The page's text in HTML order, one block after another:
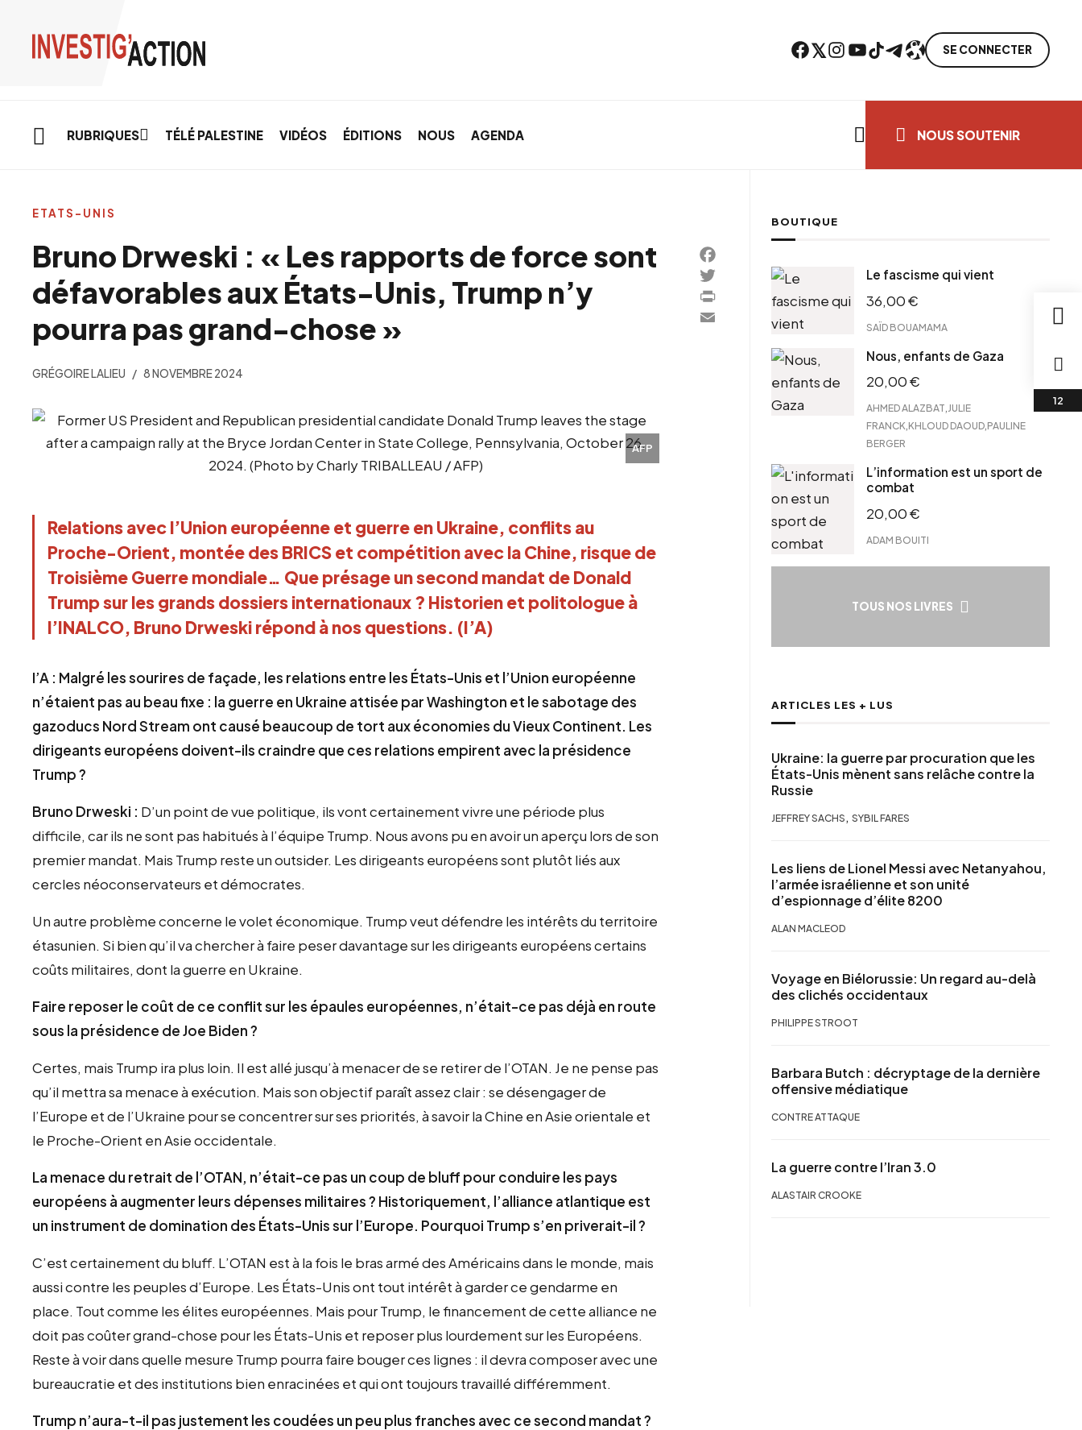
Facebook Twitter Instagram YouTube TikTok TelegramLien SE CONNECTER
RUBRIQUES TÉLÉ PALESTINE VIDÉOS ÉDITIONS NOUS AGENDA NOUS SOUTENIR
AFP
Bruno Drweski : « Les rapports de force sont
défavorables aux États-Unis, Trump n’y
pourra pas grand-chose »
GRÉGOIRE LALIEU 8 NOVEMBRE 2024
Relations avec l’Union européenne et guerre en Ukraine, conflits au
Proche-Orient, montée des BRICS et compétition avec la Chine, risque de
Troisième Guerre mondiale… Que présage un second mandat de Donald
Trump sur les grands dossiers internationaux ? Historien et politologue à
l’INALCO, Bruno Drweski répond à nos questions. (I’A)
I’A : Malgré les sourires de façade, les relations entre les États-Unis et l’Union européenne
n’étaient pas au beau fixe : la guerre en Ukraine attisée par Washington et le sabotage des
gazoducs Nord Stream ont causé beaucoup de tort aux économies du Vieux Continent. Les
dirigeants européens doivent-ils craindre que ces relations empirent avec la présidence
Trump ?
Bruno Drweski : D’un point de vue politique, ils vont certainement vivre une période plus
difficile, car ils ne sont pas habitués à l’équipe Trump. Nous avons pu en avoir un aperçu lors de son
premier mandat. Mais Trump reste un outsider. Les dirigeants européens sont plutôt liés aux
cercles néoconservateurs et démocrates.
Un autre problème concerne le volet économique. Trump veut défendre les intérêts du territoire
étasunien. Si bien qu’il va chercher à faire peser davantage sur les dirigeants européens certains
coûts militaires, dont la guerre en Ukraine.
Faire reposer le coût de ce conflit sur les épaules européennes, n’était-ce pas déjà en route
sous la présidence de Joe Biden ?
Certes, mais Trump ira plus loin. Il est allé jusqu’à menacer de se retirer de l’OTAN. Je ne pense pas
qu’il mettra sa menace à exécution. Mais son objectif paraît assez clair : se désengager de
l’Europe et de l’Ukraine pour se concentrer sur ses priorités, à savoir la Chine en Asie orientale et
le Proche-Orient en Asie occidentale.
La menace du retrait de l’OTAN, n’était-ce pas un coup de bluff pour conduire les pays
européens à augmenter leurs dépenses militaires ? Historiquement, l’alliance atlantique est
un instrument de domination des États-Unis sur l’Europe. Pourquoi Trump s’en priverait-il ?
C’est certainement du bluff. L’OTAN est à la fois le bras armé des Américains dans le monde, mais
aussi contre les peuples d’Europe. Les États-Unis ont tout intérêt à garder ce gendarme en
place. Tout comme les élites européennes. Mais pour Trump, le financement de cette alliance ne
doit pas coûter grand-chose pour les États-Unis et reposer plus lourdement sur les Européens.
Reste à voir dans quelle mesure Trump pourra faire bouger ces lignes : il devra composer avec une
bureaucratie et des institutions bien enracinées et qui ont toujours travaillé différemment.
Trump n’aura-t-il pas justement les coudées un peu plus franches avec ce second mandat ?
ETATS-UNIS
Facebook
Twitter
PrintFriendly
Email
BOUTIQUE
Le fascisme qui vient
36,00€
SAÏD BOUAMAMA
Nous, enfants de Gaza
20,00€
AHMED ALAZBAT JULIE
FRANCK KHLOUD DAOUD PAULINE
BERGER
L’information est un sport de
combat
20,00€
ADAM BOUITI
TOUS NOS LIVRES
ARTICLES LES + LUS
Ukraine: la guerre par procuration que les
États-Unis mènent sans relâche contre la
Russie
JEFFREY SACHS , SYBIL FARES
Les liens de Lionel Messi avec Netanyahou,
l’armée israélienne et son unité
d’espionnage d’élite 8200
ALAN MACLEOD
Voyage en Biélorussie: Un regard au-delà
des clichés occidentaux
PHILIPPE STROOT
Barbara Butch : décryptage de la dernière
offensive médiatique
CONTRE ATTAQUE
La guerre contre l’Iran 3.0
ALASTAIR CROOKE